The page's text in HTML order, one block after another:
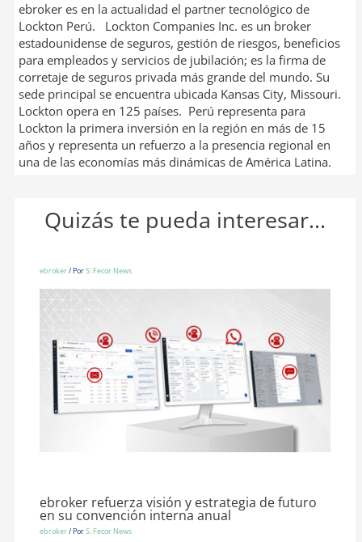
ebroker es en la actualidad el partner tecnológico de
Lockton Perú. Lockton Companies Inc. es un broker
estadounidense de seguros, gestión de riesgos, beneficios
para empleados y servicios de jubilación; es la firma de
corretaje de seguros privada más grande del mundo. Su
sede principal se encuentra ubicada Kansas City, Missouri.
Lockton opera en 125 países. Perú representa para
Lockton la primera inversión en la región en más de 15
años y representa un refuerzo a la presencia regional en
una de las economías más dinámicas de América Latina.
Quizás te pueda interesar...
ebroker/ PorS. Fecor News
ebroker refuerza visión y estrategia de futuro
en su convención interna anual
ebroker/ PorS. Fecor News